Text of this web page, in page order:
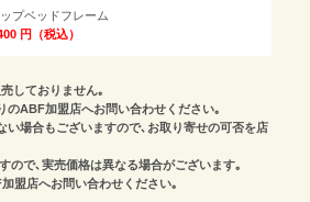
プベッドフレーム
（税込）
しておりません｡
ABF加盟店へお問い合わせください｡
場合もございますので､お取り寄せの可否を店
ので､実売価格は異なる場合がございます｡
盟店へお問い合わせください｡